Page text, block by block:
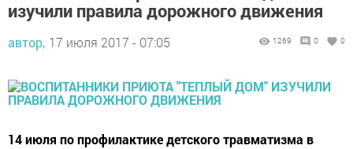
изучили правила дорожного движения
автор, 17 июля 2017 - 07:05 1269 0 0
14 июля по профилактике детского травматизма в